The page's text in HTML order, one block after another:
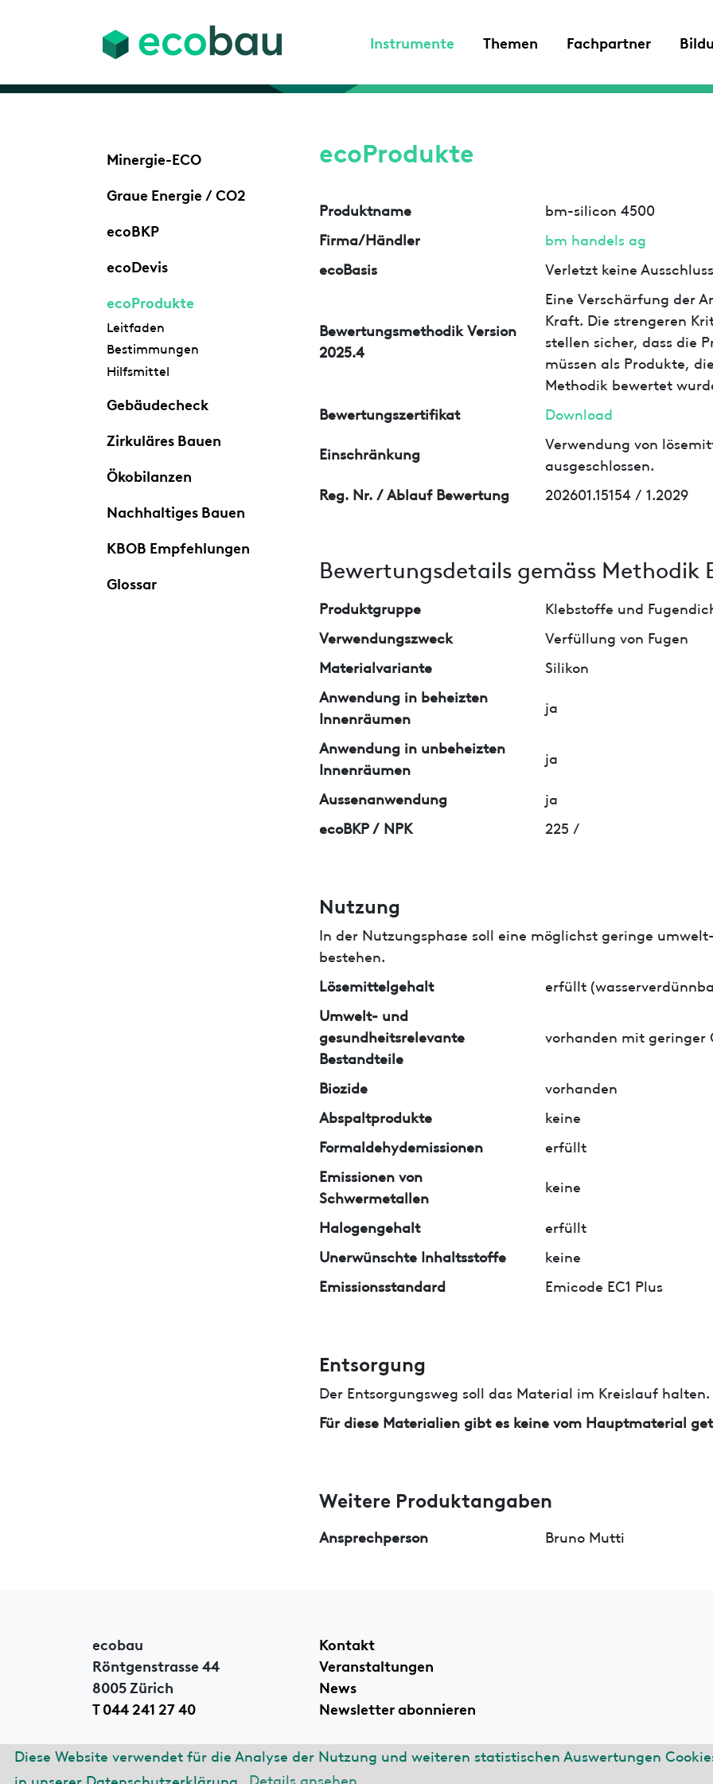
Diese Website verwendet für die Analyse der Nutzung und weiteren statistischen Auswertungen
in unserer Datenschutzerklärung.
Details ansehen
Instrumente Themen Fachpartner
Minergie-ECO
Graue Energie / CO2
ecoBKP
ecoDevis
ecoProdukte
Leitfaden
Bestimmungen
Hilfsmittel
Gebäudecheck
Zirkuläres Bauen
Ökobilanzen
Nachhaltiges Bauen
KBOB Empfehlungen
Glossar
ecoProdukte
Produktname
bm-silicon 4500
Firma/Händler
bm handels ag
ecoBasis
Verletzt keine
Bewertungsmethodik Version
2025.4
Eine Verschärfung der
Kraft. Die strengeren
stellen sicher, dass die
müssen als Produkte,
Methodik bewertet
Bewertungszertifikat
Download
Einschränkung
Verwendung von
ausgeschlossen.
Reg. Nr. / Ablauf Bewertung
202601.15154 / 1.2029
Bewertungsdetails gemäss Methodik
Produktgruppe
Klebstoffe und
Verwendungszweck
Verfüllung von Fugen
Materialvariante
Silikon
Anwendung in beheizten
Innenräumen
ja
Anwendung in unbeheizten
Innenräumen
ja
Aussenanwendung
ja
ecoBKP / NPK
225 /
Nutzung
In der Nutzungsphase soll eine möglichst geringe
bestehen.
Lösemittelgehalt
erfüllt
Umwelt- und
gesundheitsrelevante
Bestandteile
vorhanden mit geringer
Biozide
vorhanden
Abspaltprodukte
keine
Formaldehydemissionen
erfüllt
Emissionen von
Schwermetallen
keine
Halogengehalt
erfüllt
Unerwünschte Inhaltsstoffe
keine
Emissionsstandard
Emicode EC1 Plus
Entsorgung
Der Entsorgungsweg soll das Material im Kreislauf halten.
Für diese Materialien gibt es keine vom Hauptmaterial
Weitere Produktangaben
Ansprechperson Bruno Mutti
ecobau
Röntgenstrasse 44
8005 Zürich
T 044 241 27 40
Kontakt
Veranstaltungen
News
Newsletter abonnieren
Impressum